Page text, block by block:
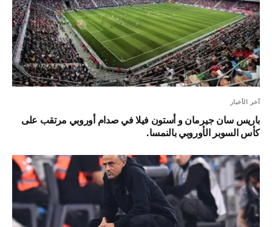
آخر الأخبار
باريس سان جيرمان و أستون فيلا في صدام أوروبي مرتقب على
كأس السوبر الأوروبي بالنمسا.